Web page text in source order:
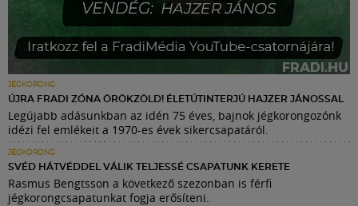
JÉGKORONG
ÚJRA FRADI ZÓNA ÖRÖKZÖLD! ÉLETÚTINTERJÚ HAJZER JÁNOSSAL
Legújabb adásunkban az idén 75 éves, bajnok jégkorongozónk
idézi fel emlékeit a 1970-es évek sikercsapatáról.
JÉGKORONG
SVÉD HÁTVÉDDEL VÁLIK TELJESSÉ CSAPATUNK KERETE
Rasmus Bengtsson a következő szezonban is férfi
jégkorongcsapatunkat fogja erősíteni.